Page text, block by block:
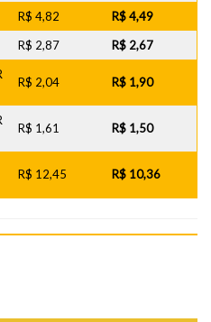
R$ 4,82
R$ 4,49
R$ 2,87 R$ 2,67
R$ 2,04 R$ 1,90
R$ 1,61 R$ 1,50
R$ 12,45 R$ 10,36